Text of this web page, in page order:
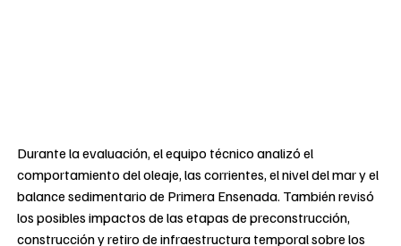
Durante la evaluación, el equipo técnico analizó el
comportamiento del oleaje, las corrientes, el nivel del mar y el
balance sedimentario de Primera Ensenada. También revisó
los posibles impactos de las etapas de preconstrucción,
construcción y retiro de infraestructura temporal sobre los